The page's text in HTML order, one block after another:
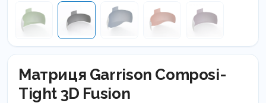
Матриця Garrison Composi-
Tight 3D Fusion